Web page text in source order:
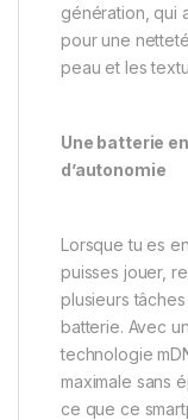
génération, qui
pour une
peau et les
Une batterie
d’autonomie
Lorsque tu es
puisses jouer,
plusieurs
batterie. Avec
technologie
maximale sans
ce que ce